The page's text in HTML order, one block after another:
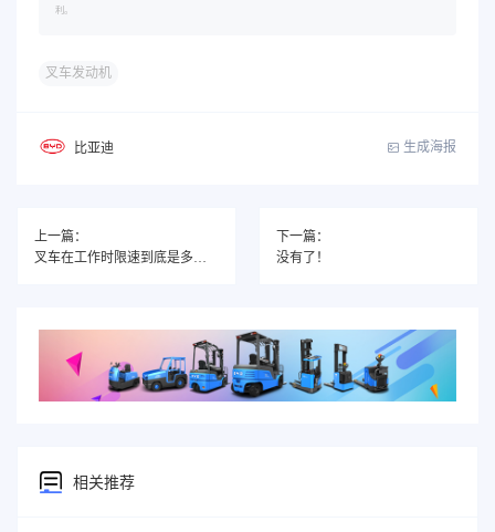
利。
叉车发动机
比亚迪 生成海报
上一篇：
叉车在工作时限速到底是多少？
下一篇：
没有了！
相关推荐